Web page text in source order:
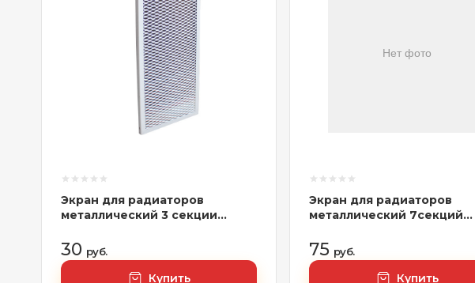
Экран для радиаторов
металлический 3 секции
30 руб.
Купить
Экран для радиаторов
металлический 7секций
75 руб.
Купить